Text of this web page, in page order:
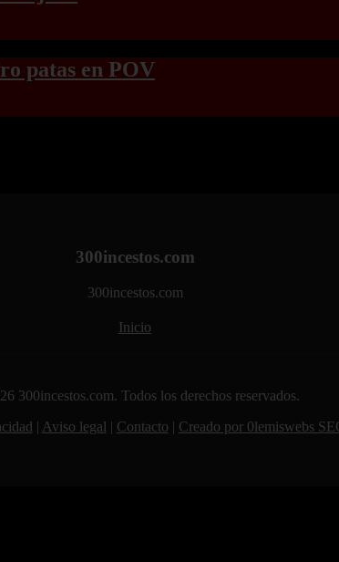
patas en POV
300incestos.com
300incestos.com
Inicio
300incestos.com. Todos los derechos reservados.
| Aviso legal | Contacto | Creado por 0lemiswebs